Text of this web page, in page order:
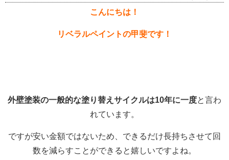
こんにちは！
リベラルペイントの甲斐です！
外壁塗装の一般的な塗り替えサイクルは10年に一度と言わ
れています。
ですが安い金額ではないため、できるだけ長持ちさせて回
数を減らすことができると嬉しいですよね。